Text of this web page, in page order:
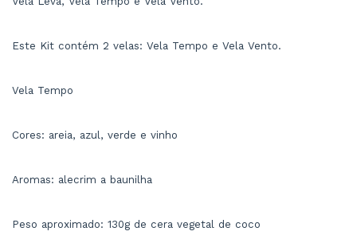
Este Kit contém 2 velas: Vela Tempo e Vela Vento.
Vela Tempo
Cores: areia, azul, verde e vinho
Aromas: alecrim a baunilha
Peso aproximado: 130g de cera vegetal de coco